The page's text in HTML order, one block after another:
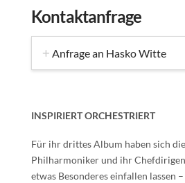
Kontaktanfrage
Anfrage an Hasko Witte
INSPIRIERT ORCHESTRIERT
Für ihr drittes Album haben sich
Philharmoniker und ihr
etwas Besonderes einfallen lassen